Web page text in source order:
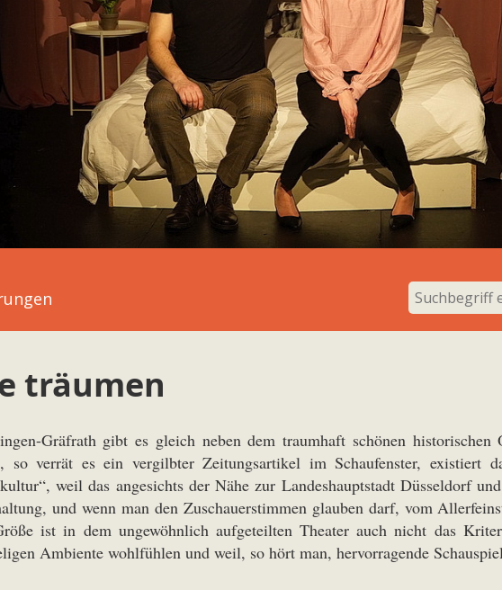
träumen
Gräfrath gibt es gleich neben dem traumhaft schönen
so verrät es ein vergilbter Zeitungsartikel im Schaufenster,
weil das angesichts der Nähe zur Landeshauptstadt Düsseldorf
und wenn man den Zuschauerstimmen glauben darf, vom
ist in dem ungewöhnlich aufgeteilten Theater auch nicht das
Ambiente wohlfühlen und weil, so hört man, hervorragende